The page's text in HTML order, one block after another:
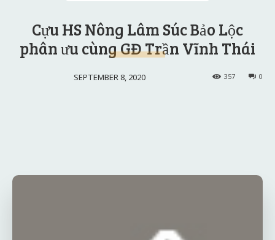
Cựu HS Nông Lâm Súc Bảo Lộc
phân ưu cùng GĐ Trần Vĩnh Thái
SEPTEMBER 8, 2020 0
357